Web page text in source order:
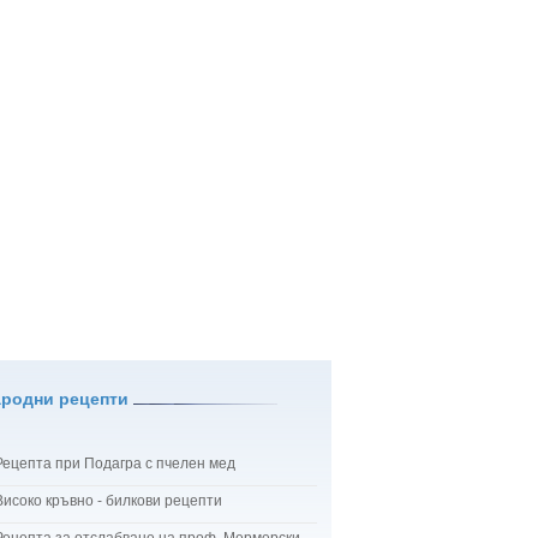
рецепти
при Подагра с пчелен мед
кръвно - билкови рецепти